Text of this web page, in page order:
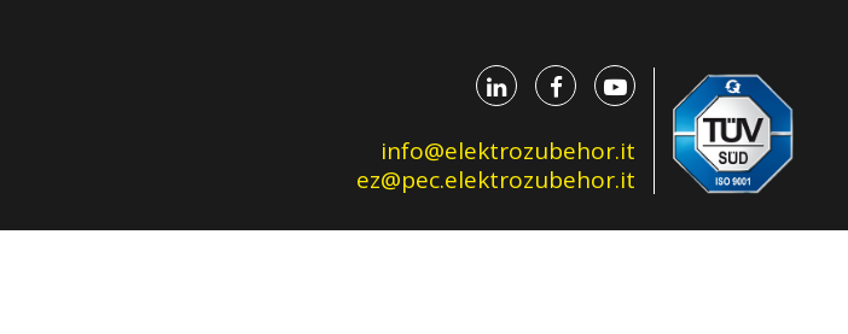
info@elektrozubehor.it
ez@pec.elektrozubehor.it